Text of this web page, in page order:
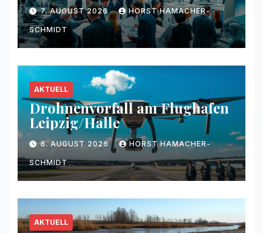
7. AUGUST 2026 HORST HAMACHER-
SCHMIDT
AKTUELL
Drohnenvorfall am Flughafen
Leipzig/Halle
6. AUGUST 2026 HORST HAMACHER-
SCHMIDT
AKTUELL